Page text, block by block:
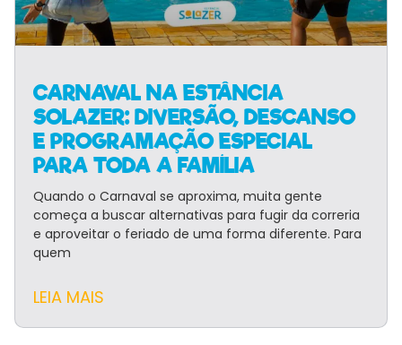
CARNAVAL NA ESTÂNCIA
SOLAZER: DIVERSÃO, DESCANSO
E PROGRAMAÇÃO ESPECIAL
PARA TODA A FAMÍLIA
Quando o Carnaval se aproxima, muita gente
começa a buscar alternativas para fugir da correria
e aproveitar o feriado de uma forma diferente. Para
quem
LEIA MAIS